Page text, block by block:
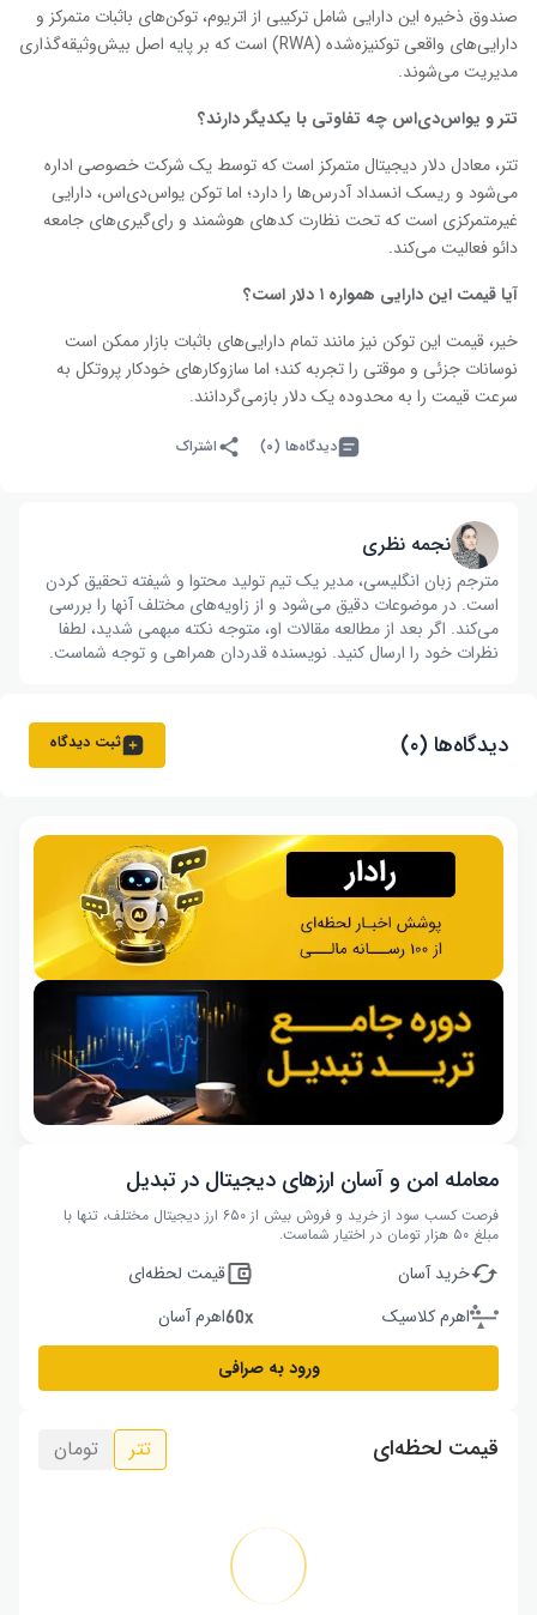
صندوق ذخیره این دارایی شامل ترکیبی از اتریوم، توکن‌های باثبات متمرکز و
دارایی‌های واقعی توکنیزه‌شده (RWA) است که بر پایه اصل بیش‌وثیقه‌گذاری
مدیریت می‌شوند.
تتر و یو‌اس‌دی‌اس چه تفاوتی با یکدیگر دارند؟
تتر، معادل دلار دیجیتال متمرکز است که توسط یک شرکت خصوصی اداره
می‌شود و ریسک انسداد آدرس‌ها را دارد؛ اما توکن یواس‌دی‌اس، دارایی
غیرمتمرکزی است که تحت نظارت کدهای هوشمند و رای‌گیری‌های جامعه
دائو فعالیت می‌کند.
آیا قیمت این دارایی همواره ۱ دلار است؟
خیر، قیمت این توکن نیز مانند تمام دارایی‌های باثبات بازار ممکن است
نوسانات جزئی و موقتی را تجربه کند؛ اما سازوکارهای خودکار پروتکل به
سرعت قیمت را به محدوده یک دلار بازمی‌گردانند.
دیدگاه‌ها (۰) اشتراک
نجمه نظری
مترجم زبان انگلیسی، مدیر یک تیم تولید محتوا و شیفته تحقیق کردن
است. در موضوعات دقیق می‌شود و از زاویه‌های مختلف آنها را بررسی
می‌کند. اگر بعد از مطالعه مقالات او، متوجه نکته مبهمی شدید، لطفا
نظرات خود را ارسال کنید. نویسنده قدردان همراهی و توجه شماست.
دیدگاه‌ها (۰) ثبت دیدگاه
معامله امن و آسان ارزهای دیجیتال در تبدیل
فرصت کسب سود از خرید و فروش بیش از ۶۵۰ ارز دیجیتال مختلف، تنها با
مبلغ ۵۰ هزار تومان در اختیار شماست.
خرید آسان
قیمت لحظه‌ای
اهرم کلاسیک
اهرم آسان
ورود به صرافی
قیمت لحظه‌ای تتر تومان